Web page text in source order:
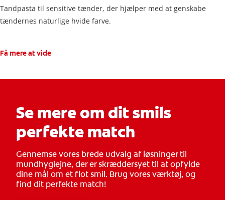
Tandpasta til sensitive tænder, der hjælper med at genskabe
tændernes naturlige hvide farve.
Få mere at vide
Se mere om dit smils
perfekte match
Gennemse vores brede udvalg af løsninger til
mundhygiejne, der er skræddersyet til at opfylde
dine mål om et flot smil. Brug vores værktøj, og
find dit perfekte match!